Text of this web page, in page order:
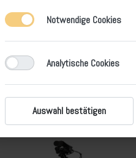
All Mountain Bikes Enduro Bikes
Notwendige Cookies
Analytische Cookies
Auswahl bestätigen